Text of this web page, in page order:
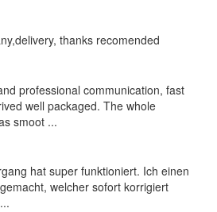
thanks recomended
professional communication, fast
well packaged. The whole
smoot ...
hat super funktioniert. Ich einen
welcher sofort korrigiert